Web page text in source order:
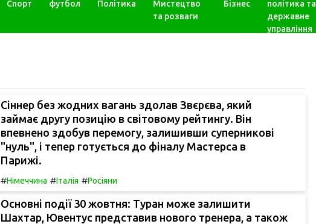
Спорт футбол Політика
Мистецтво
та розваги
Бізнес
політика та
державне
управління
Сіннер без жодних вагань здолав Звєрєва, який
займає другу позицію в світовому рейтингу. Він
впевнено здобув перемогу, залишивши суперникові
"нуль", і тепер готується до фіналу Мастерса в
Парижі.
#Німеччина #Італія #Росіяни
Основні події 30 жовтня: Туран може залишити
Шахтар, Ювентус представив нового тренера, а також